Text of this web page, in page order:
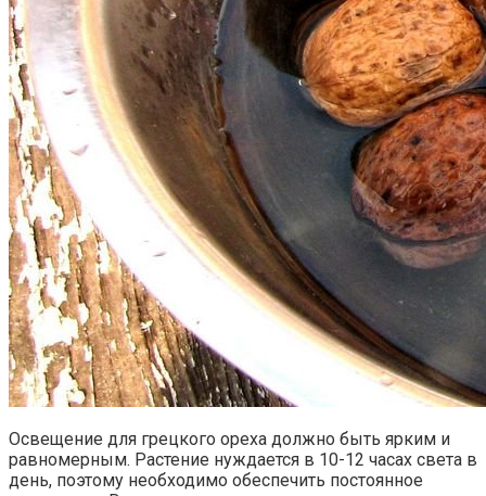
Освещение для грецкого ореха должно быть ярким и
равномерным. Растение нуждается в 10-12 часах света в
день, поэтому необходимо обеспечить постоянное